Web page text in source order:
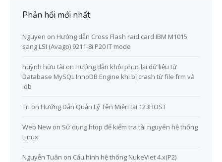
Phản hồi mới nhất
Nguyen on Hướng dẫn Cross Flash raid card IBM M1015
sang LSI (Avago) 9211-8i P20 IT mode
huỳnh hữu tài on Hướng dẫn khôi phục lại dữ liệu từ
Database MySQL InnoDB Engine khi bị crash từ file frm và
idb
Tri on Hướng Dẫn Quản Lý Tên Miền tại 123HOST
Web New on Sử dụng htop để kiểm tra tài nguyên hệ thống
Linux
Nguyễn Tuân on Cấu hình hệ thống NukeViet 4.x(P2)